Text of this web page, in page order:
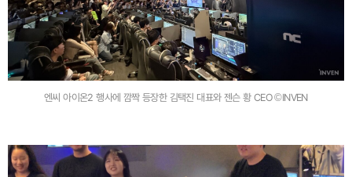
엔씨 아이온2 행사에 깜짝 등장한 김택진 대표와 젠슨 황 CEO ©INVEN